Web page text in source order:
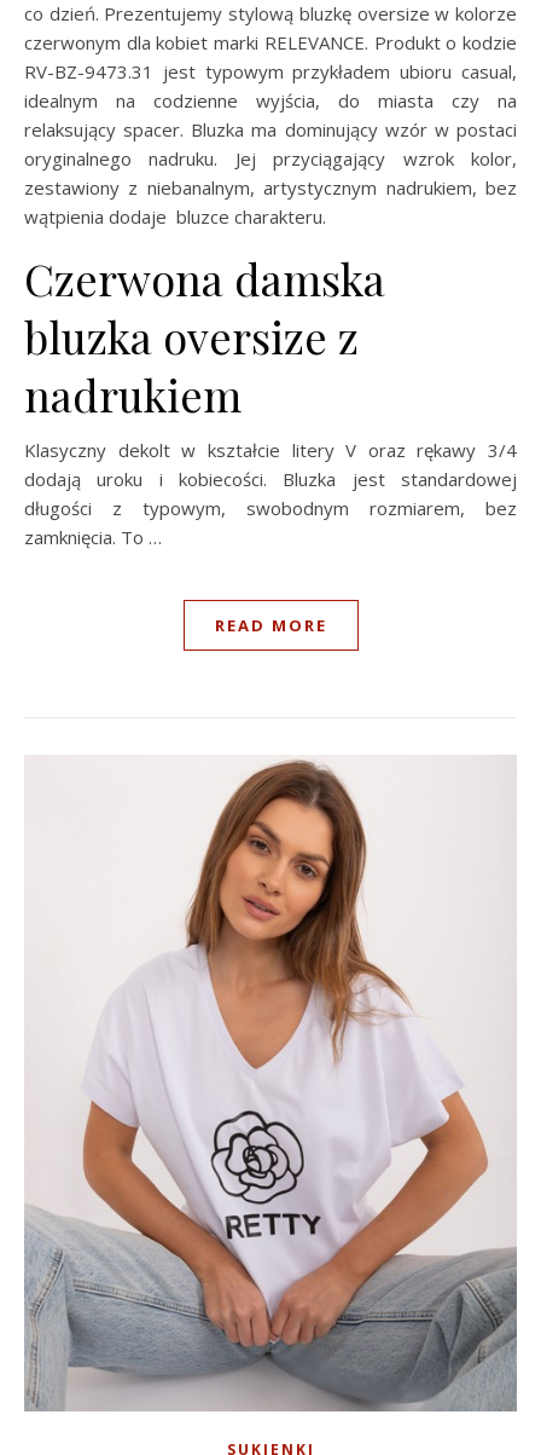
co dzień. Prezentujemy stylową bluzkę oversize w kolorze
czerwonym dla kobiet marki RELEVANCE. Produkt o kodzie
RV-BZ-9473.31 jest typowym przykładem ubioru casual,
idealnym na codzienne wyjścia, do miasta czy na
relaksujący spacer. Bluzka ma dominujący wzór w postaci
oryginalnego nadruku. Jej przyciągający wzrok kolor,
zestawiony z niebanalnym, artystycznym nadrukiem, bez
wątpienia dodaje bluzce charakteru.
Czerwona damska
bluzka oversize z
nadrukiem
Klasyczny dekolt w kształcie litery V oraz rękawy 3/4
dodają uroku i kobiecości. Bluzka jest standardowej
długości z typowym, swobodnym rozmiarem, bez
zamknięcia. To …
READ MORE
SUKIENKI